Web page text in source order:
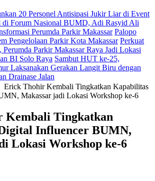
20 Personel Antisipasi Jukir Liar di Event
di Forum Nasional BUMD, Adi Rasyid Ali
Perumda Parkir Makassar Palopo
Pengelolaan Parkir Kota Makassar Perkuat
Parkir Makassar Raya Jadi Lokasi
BI Solo Raya Sambut HUT ke-25,
Laksanakan Gerakan Langit Biru dengan
Drainase Jalan
Erick Thohir Kembali Tingkatkan Kapabilitas
Makassar jadi Lokasi Workshop ke-6
Kembali Tingkatkan
Influencer BUMN,
Lokasi Workshop ke-6